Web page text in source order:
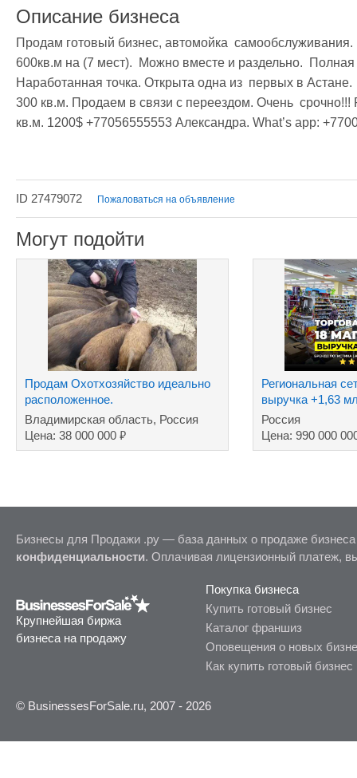
Описание бизнеса
Продам готовый бизнес, автомойка
600кв.м на (7 мест).  Можно вместе и раздельно.  Полная
Наработанная точка. Открыта одна из  первых в
300 кв.м. Продаем в связи с переездом. Очень  срочно!!!
кв.м. 1200$ +77056555553 Александра. What’s app:
ID 27479072 Пожаловаться на объявление
Могут подойти
Продам Охотхозяйство идеально
расположенное.
Владимирская область, Россия
Цена: 38 000 000 ₽
Региональная
выручка +1,63
Россия
Цена: 990 000
Бизнесы для Продажи .ру — база данных о продаже
конфиденциальности. Оплачивая лицензионный платеж,
Крупнейшая биржа
бизнеса на продажу
Покупка бизнеса
Купить готовый бизнес
Каталог франшиз
Оповещения о новых
Как купить готовый бизнес
© BusinessesForSale.ru, 2007 - 2026